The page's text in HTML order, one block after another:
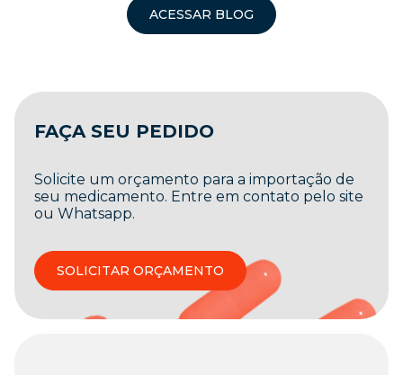
ACESSAR BLOG
FAÇA SEU PEDIDO
Solicite um orçamento para a importação de
seu medicamento. Entre em contato pelo site
ou Whatsapp.
SOLICITAR ORÇAMENTO